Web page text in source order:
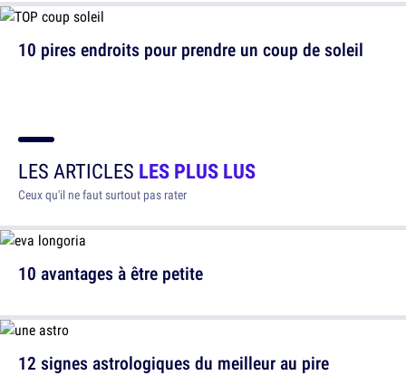
10 pires endroits pour prendre un coup de soleil
LES ARTICLES LES PLUS LUS
Ceux qu'il ne faut surtout pas rater
10 avantages à être petite
12 signes astrologiques du meilleur au pire